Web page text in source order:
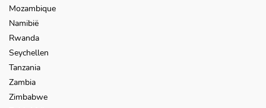
Mozambique
Namibië
Rwanda
Seychellen
Tanzania
Zambia
Zimbabwe